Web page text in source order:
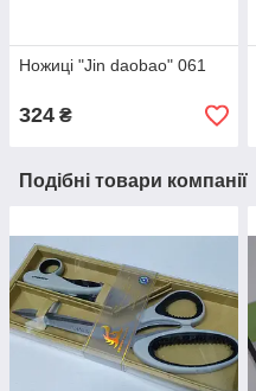
Ножиці "Jin daobao" 061
324 ₴
Подібні товари компанії